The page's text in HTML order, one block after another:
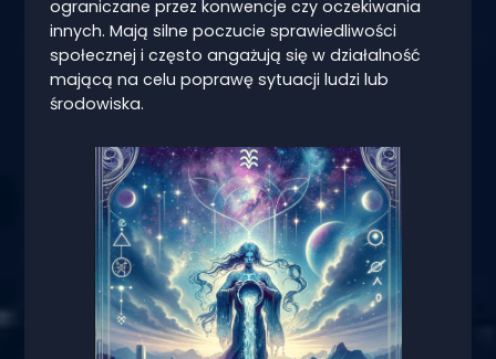
ograniczane przez konwencje czy oczekiwania
innych. Mają silne poczucie sprawiedliwości
społecznej i często angażują się w działalność
mającą na celu poprawę sytuacji ludzi lub
środowiska.